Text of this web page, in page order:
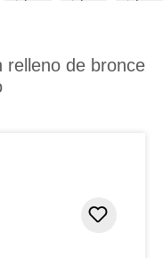
relleno de bronce